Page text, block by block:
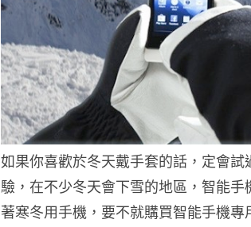
如果你喜歡於冬天戴手套的話，定會
驗，在不少冬天會下雪的地區，智能
著寒冬用手機，要不就購買智能手機